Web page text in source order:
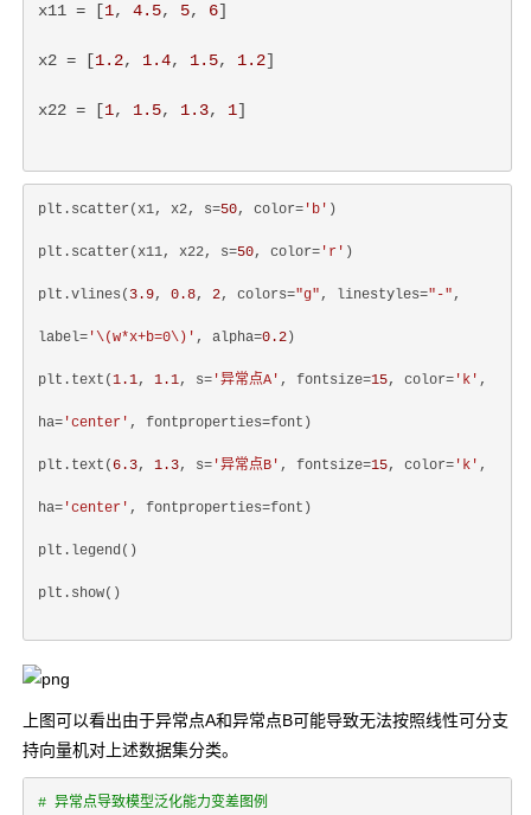
x11 = [1, 4.5, 5, 6]
x2 = [1.2, 1.4, 1.5, 1.2]
x22 = [1, 1.5, 1.3, 1]
plt.scatter(x1, x2, s=50, color= 'b' )
plt.scatter(x11, x22, s=50, color= 'r' )
plt.vlines( 3.9, 0.8, 2, colors="g" , linestyles="-" ,
label= ' \(w*x+b=0\) ' , alpha=0.2 )
plt.text(1.1, 1.1, s= '异常点A' , fontsize=15, color= 'k' ,
ha= 'center' , fontproperties=font)
plt.text( 6.3, 1.3, s= '异常点B' , fontsize=15, color= 'k' ,
ha= 'center' , fontproperties=font)
plt.legend()
plt.show()
上图可以看出由于异常点A和异常点B可能导致无法按照线性可分支
持向量机对上述数据集分类。
# 异常点导致模型泛化能力变差图例